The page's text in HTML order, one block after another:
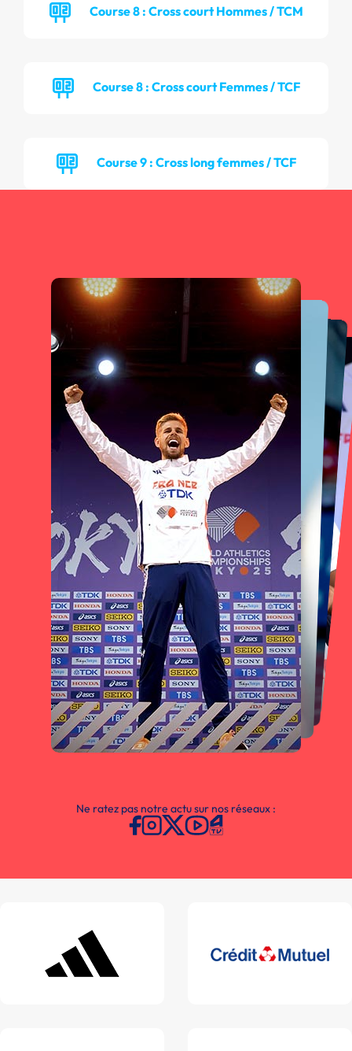
Course 8 : Cross court Hommes / TCM
Course 8 : Cross court Femmes / TCF
Course 9 : Cross long femmes / TCF
Ne ratez pas notre actu sur nos réseaux :